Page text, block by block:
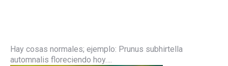
Hay cosas normales; ejemplo: Prunus subhirtella
automnalis floreciendo hoy….